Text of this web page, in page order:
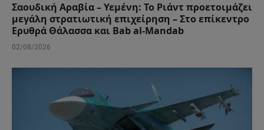
Σαουδική Αραβία – Υεμένη: Το Ριάντ προετοιμάζει
μεγάλη στρατιωτική επιχείρηση – Στο επίκεντρο
Ερυθρά Θάλασσα και Bab al-Mandab
02/08/2026